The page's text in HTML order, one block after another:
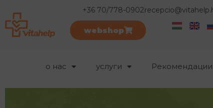
+36 70/778-0902
webshop
о нас услуги Рекомендации